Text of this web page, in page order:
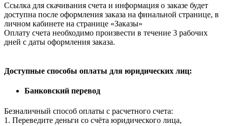
Ссылка для скачивания счета и информация о заказе будет
доступна после оформления заказа на финальной странице, в
личном кабинете на странице «Заказы»
Оплату счета необходимо произвести в течение 3 рабочих
дней с даты оформления заказа.
Доступные способы оплаты для юридических лиц:
Банковский перевод
Безналичный способ оплаты с расчетного счета:
1. Переведите деньги со счёта юридического лица,